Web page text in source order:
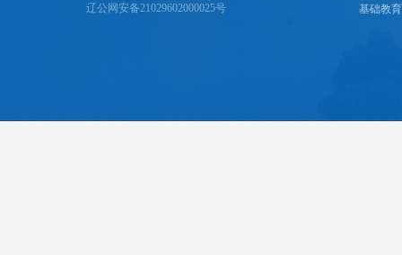
辽公网安备21029602000025号
基础教